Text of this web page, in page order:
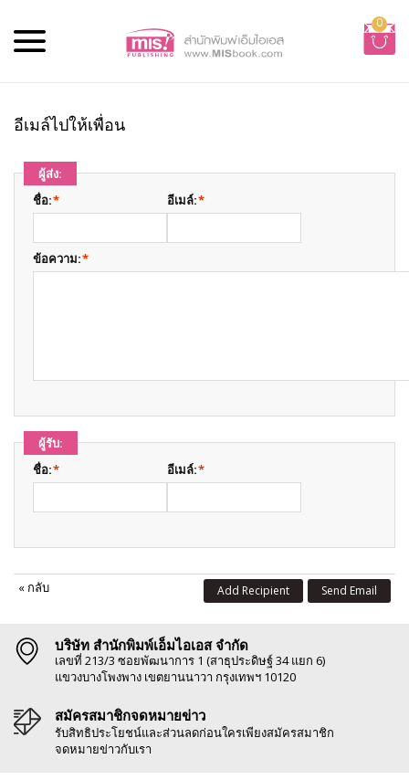
0
อีเมล์ไปให้เพื่อน
ผู้ส่ง:
*
ชื่อ: *
อีเมล์:
*
ข้อความ:
ผู้รับ:
*
ชื่อ: *
อีเมล์:
« กลับ Send Email
Add Recipient
บริษัท สำนักพิมพ์เอ็มไอเอส จำกัด
เลขที่ 213/3 ซอยพัฒนาการ 1 (สาธุประดิษฐ์ 34 แยก 6)
แขวงบางโพงพาง เขตยานนาวา กรุงเทพฯ 10120
สมัครสมาชิกจดหมายข่าว
รับสิทธิประโยชน์และส่วนลดก่อนใครเพียงสมัครสมาชิก
จดหมายข่าวกับเรา